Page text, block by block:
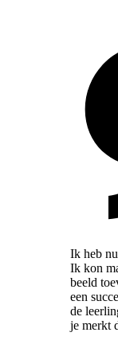
Ik heb
Ik kon
beeld
een
de
je merkt